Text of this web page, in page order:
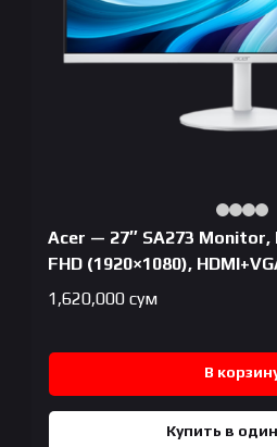
Acer — 27″ SA273 Monitor,
FHD (1920×1080),
1,620,000 сум
В
Купить в